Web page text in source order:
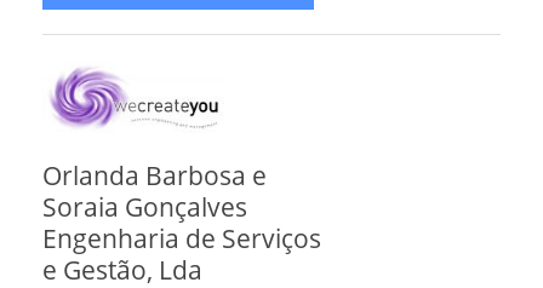
Orlanda Barbosa e
Soraia Gonçalves
Engenharia de Serviços
e Gestão, Lda